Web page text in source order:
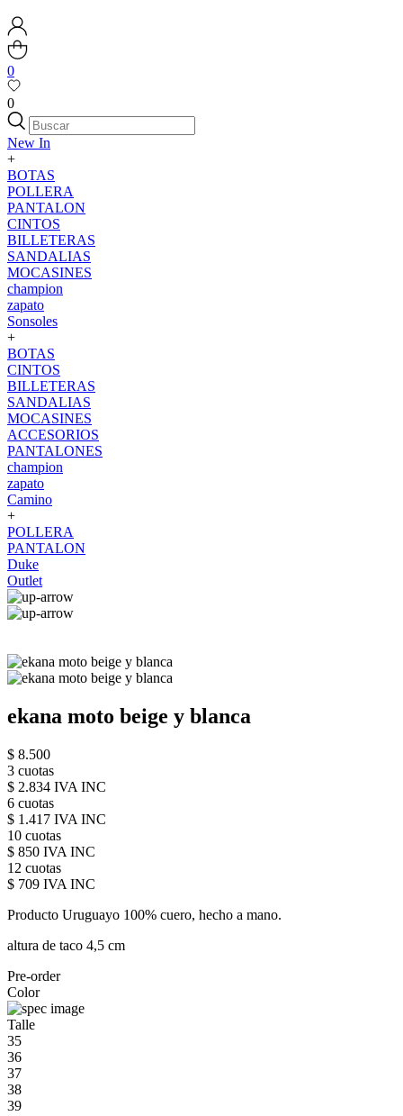
0
0
New In
+
BOTAS
POLLERA
PANTALON
CINTOS
BILLETERAS
SANDALIAS
MOCASINES
champion
zapato
Sonsoles
+
BOTAS
CINTOS
BILLETERAS
SANDALIAS
MOCASINES
ACCESORIOS
PANTALONES
champion
zapato
Camino
+
POLLERA
PANTALON
Duke
Outlet
ekana moto beige y blanca
$ 8.500
3 cuotas
$ 2.834 IVA INC
6 cuotas
$ 1.417 IVA INC
10 cuotas
$ 850 IVA INC
12 cuotas
$ 709 IVA INC
Producto Uruguayo 100% cuero, hecho a mano.
altura de taco 4,5 cm
Pre-order
Color
Talle
35
36
37
38
39